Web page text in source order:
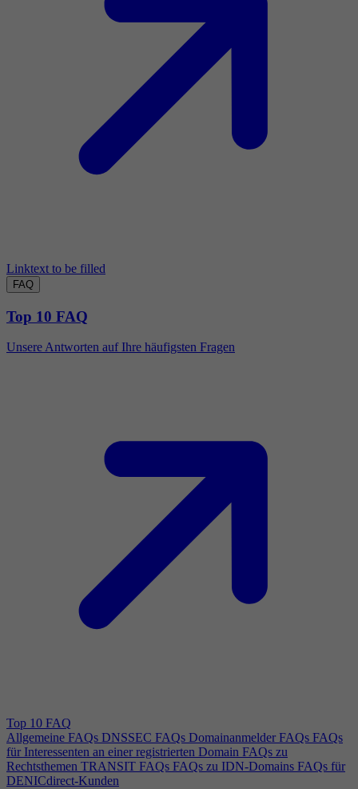
Linktext to be filled
FAQ
Top 10 FAQ
Unsere Antworten auf Ihre häufigsten Fragen
Top 10 FAQ
Allgemeine FAQs DNSSEC FAQs Domainanmelder FAQs FAQs
für Interessenten an einer registrierten Domain FAQs zu
Rechtsthemen TRANSIT FAQs FAQs zu IDN-Domains FAQs für
DENICdirect-Kunden